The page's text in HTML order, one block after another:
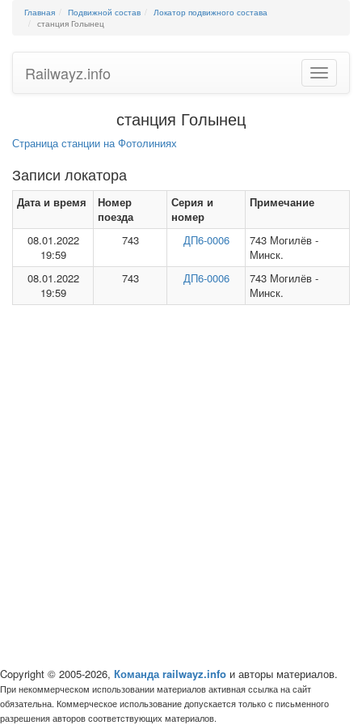
Главная Подвижной состав
Локатор подвижного состава
станция Голынец
Toggle
Railwayz.info
станция Голынец
Страница станции на Фотолиниях
Записи локатора
Дата и время
Номер
поезда
Серия и
номер
Примечание
08.01.2022
19:59
743 ДП6-0006
743 Могилёв -
Минск.
08.01.2022
19:59
743 ДП6-0006
743 Могилёв -
Минск.
Copyright © 2005-2026, Команда railwayz.info и авторы материалов.
При некоммерческом использовании материалов активная ссылка на сайт
обязательна. Коммерческое использование допускается только с письменного
разрешения авторов соответствующих материалов.